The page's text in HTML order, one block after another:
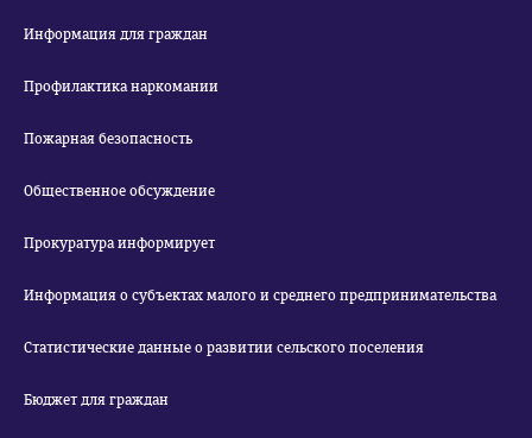
Информация для граждан
Профилактика наркомании
Пожарная безопасность
Общественное обсуждение
Прокуратура информирует
Информация о субъектах малого и среднего предпринимательства
Статистические данные о развитии сельского поселения
Бюджет для граждан